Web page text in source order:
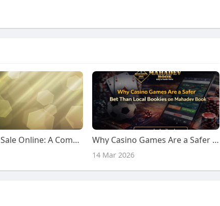
Provigil for Sale Online: A Comprehensive Study Report Why Casino Games Are a Safer Bet Than Local Bookies on Mahadev Book
14 Mar 2026